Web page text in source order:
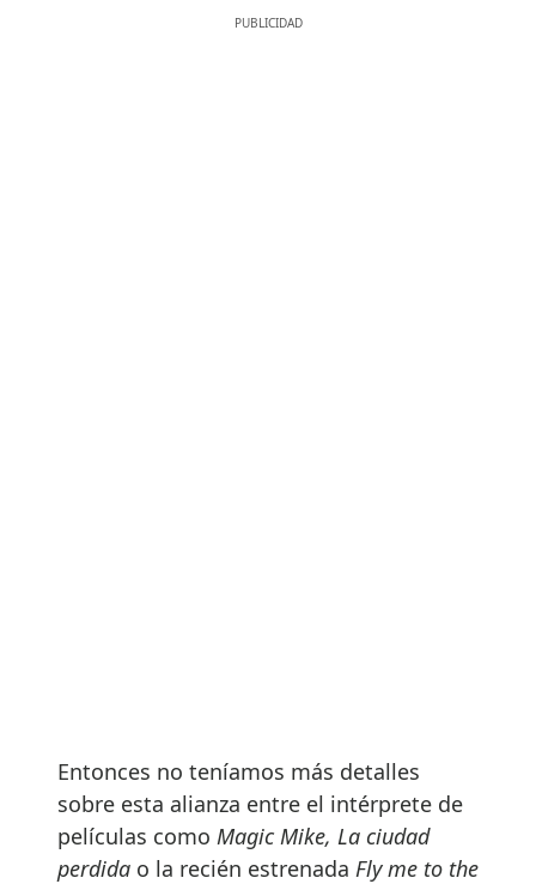
Entonces no teníamos más detalles
sobre esta alianza entre el intérprete de
películas como Magic Mike, La ciudad
perdida o la recién estrenada Fly me to the